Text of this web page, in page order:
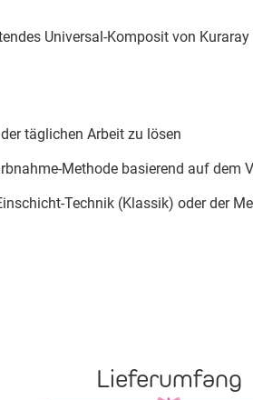
Universal-Komposit von
täglichen Arbeit zu lösen
Methode basierend auf dem
Technik (Klassik) oder der
Lieferumfang